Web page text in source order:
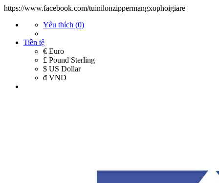
https://www.facebook.com/tuinilonzippermangxophoigiare
Yêu thích (0)
Tiền tệ
€ Euro
£ Pound Sterling
$ US Dollar
đ VND